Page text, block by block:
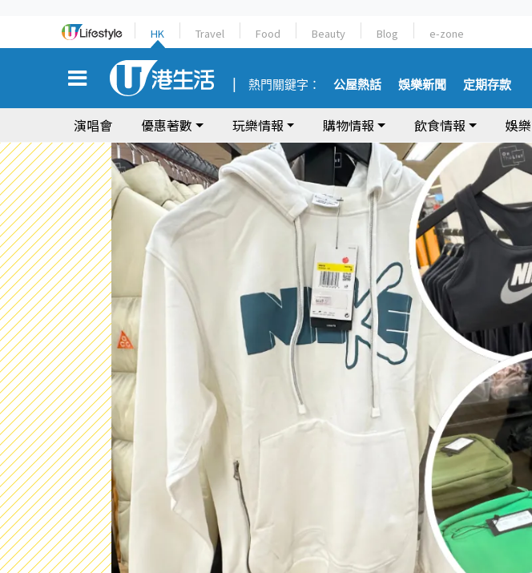
HK Travel Food Beauty Blog e-zone
熱門關鍵字： 公屋熱話 娛樂新聞 定期存款
演唱會 優惠著數 玩樂情報 購物情報 飲食情報 娛樂